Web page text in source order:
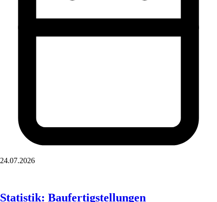
24.07.2026
Statistik: Baufertigstellungen